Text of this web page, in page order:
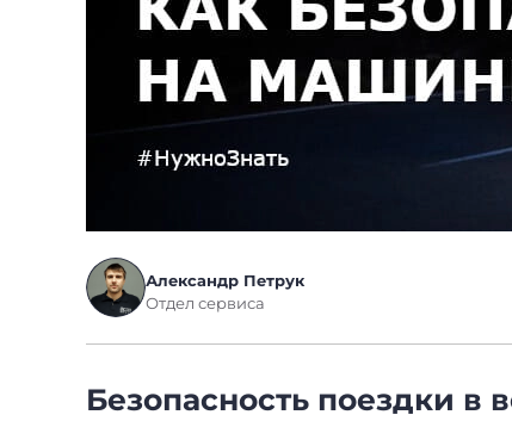
Александр Петрук
Отдел сервиса
Безопасность поездки в